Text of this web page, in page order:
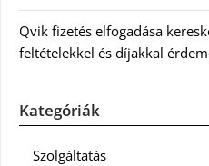
Qvik fizetés elfogadása
feltételekkel és díjakkal
Kategóriák
Szolgáltatás